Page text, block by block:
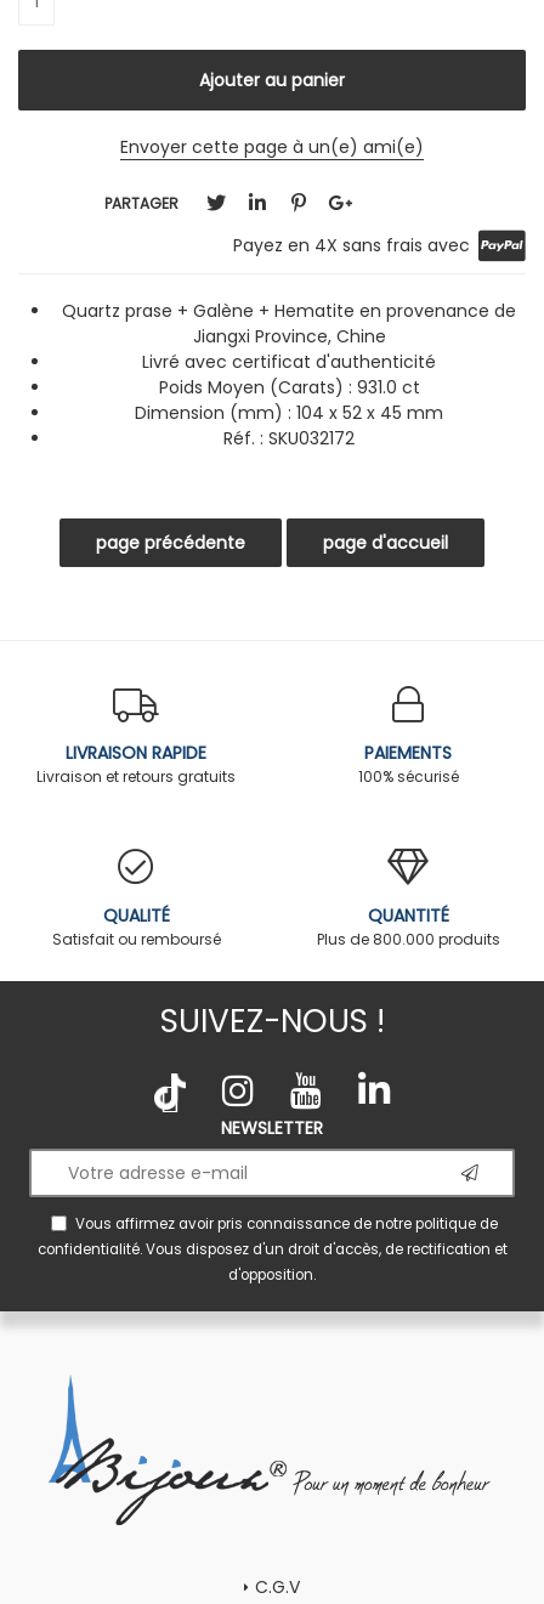
Envoyer cette page à un(e) ami(e)
PARTAGER
Payez en 4X sans frais avec
Quartz prase + Galène + Hematite en provenance de
Jiangxi Province, Chine
Livré avec certificat d'authenticité
Poids Moyen (Carats) : 931.0 ct
Dimension (mm) : 104 x 52 x 45 mm
Réf. : SKU032172
LIVRAISON RAPIDE
Livraison et retours gratuits
PAIEMENTS
100% sécurisé
QUALITÉ
Satisfait ou remboursé
QUANTITÉ
Plus de 800.000 produits
SUIVEZ-NOUS !
NEWSLETTER
Vous affirmez avoir pris connaissance de notrepolitique de
confidentialité. Vous disposez d'un droit d'accès, de rectification et
d'opposition.
C.G.V